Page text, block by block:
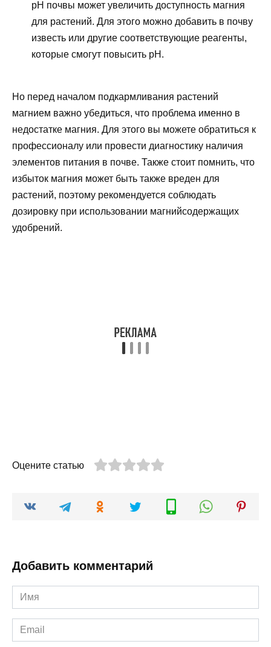
pH почвы может увеличить доступность магния
для растений. Для этого можно добавить в почву
известь или другие соответствующие реагенты,
которые смогут повысить pH.
Но перед началом подкармливания растений
магнием важно убедиться, что проблема именно в
недостатке магния. Для этого вы можете обратиться к
профессионалу или провести диагностику наличия
элементов питания в почве. Также стоит помнить, что
избыток магния может быть также вреден для
растений, поэтому рекомендуется соблюдать
дозировку при использовании магнийсодержащих
удобрений.
Оцените статью
Добавить комментарий
Имя
*
Email
*